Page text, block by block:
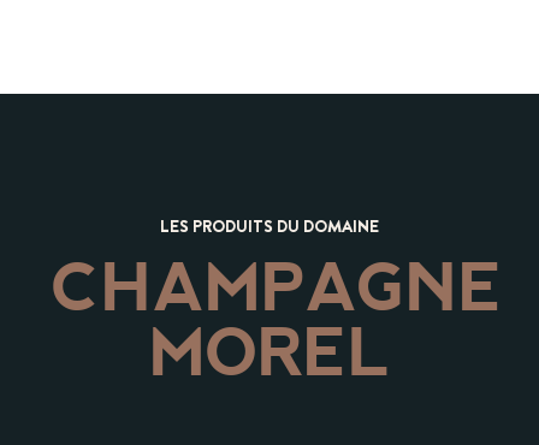
LES PRODUITS DU DOMAINE
CHAMPAGNE
MOREL